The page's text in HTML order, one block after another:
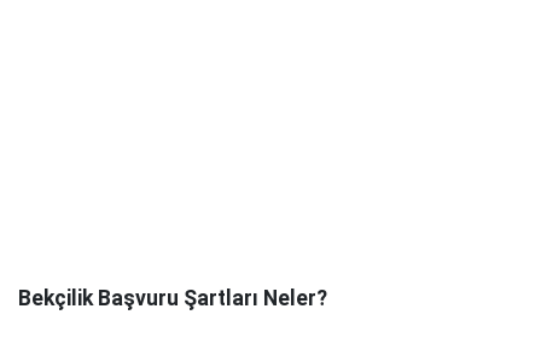
Bekçilik Başvuru Şartları Neler?